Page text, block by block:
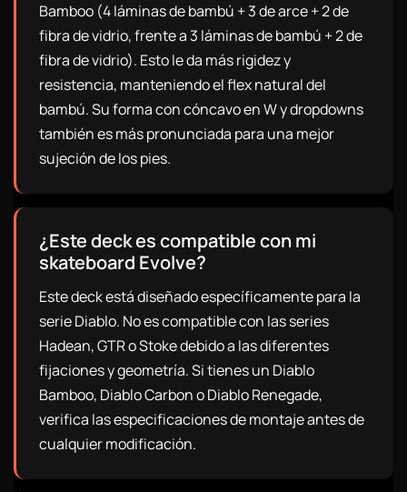
Bamboo (4 láminas de bambú + 3 de arce + 2 de
fibra de vidrio, frente a 3 láminas de bambú + 2 de
fibra de vidrio). Esto le da más rigidez y
resistencia, manteniendo el flex natural del
bambú. Su forma con cóncavo en W y dropdowns
también es más pronunciada para una mejor
sujeción de los pies.
¿Este deck es compatible con mi
skateboard Evolve?
Este deck está diseñado específicamente para la
serie Diablo. No es compatible con las series
Hadean, GTR o Stoke debido a las diferentes
fijaciones y geometría. Si tienes un Diablo
Bamboo, Diablo Carbon o Diablo Renegade,
verifica las especificaciones de montaje antes de
cualquier modificación.